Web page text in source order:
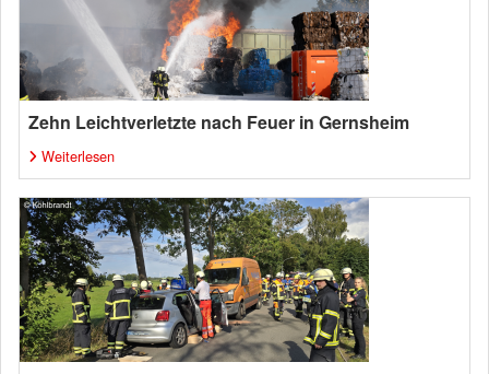
Zehn Leichtverletzte nach Feuer in Gernsheim
Weiterlesen